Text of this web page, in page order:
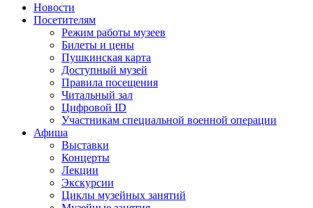
Новости
Посетителям
Режим работы музеев
Билеты и цены
Пушкинская карта
Доступный музей
Правила посещения
Читальный зал
Цифровой ID
Участникам специальной военной операции
Афиша
Выставки
Концерты
Лекции
Экскурсии
Циклы музейных занятий